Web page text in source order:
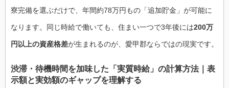
寮完備を選ぶだけで、年間約78万円もの「追加貯金」が可能に
なります。同じ時給で働いても、住まい一つで3年後には200万
円以上の資産格差が生まれるのが、愛甲郡ならではの現実です。
渋滞・待機時間を加味した「実質時給」の計算方法｜表
示額と実効額のギャップを理解する